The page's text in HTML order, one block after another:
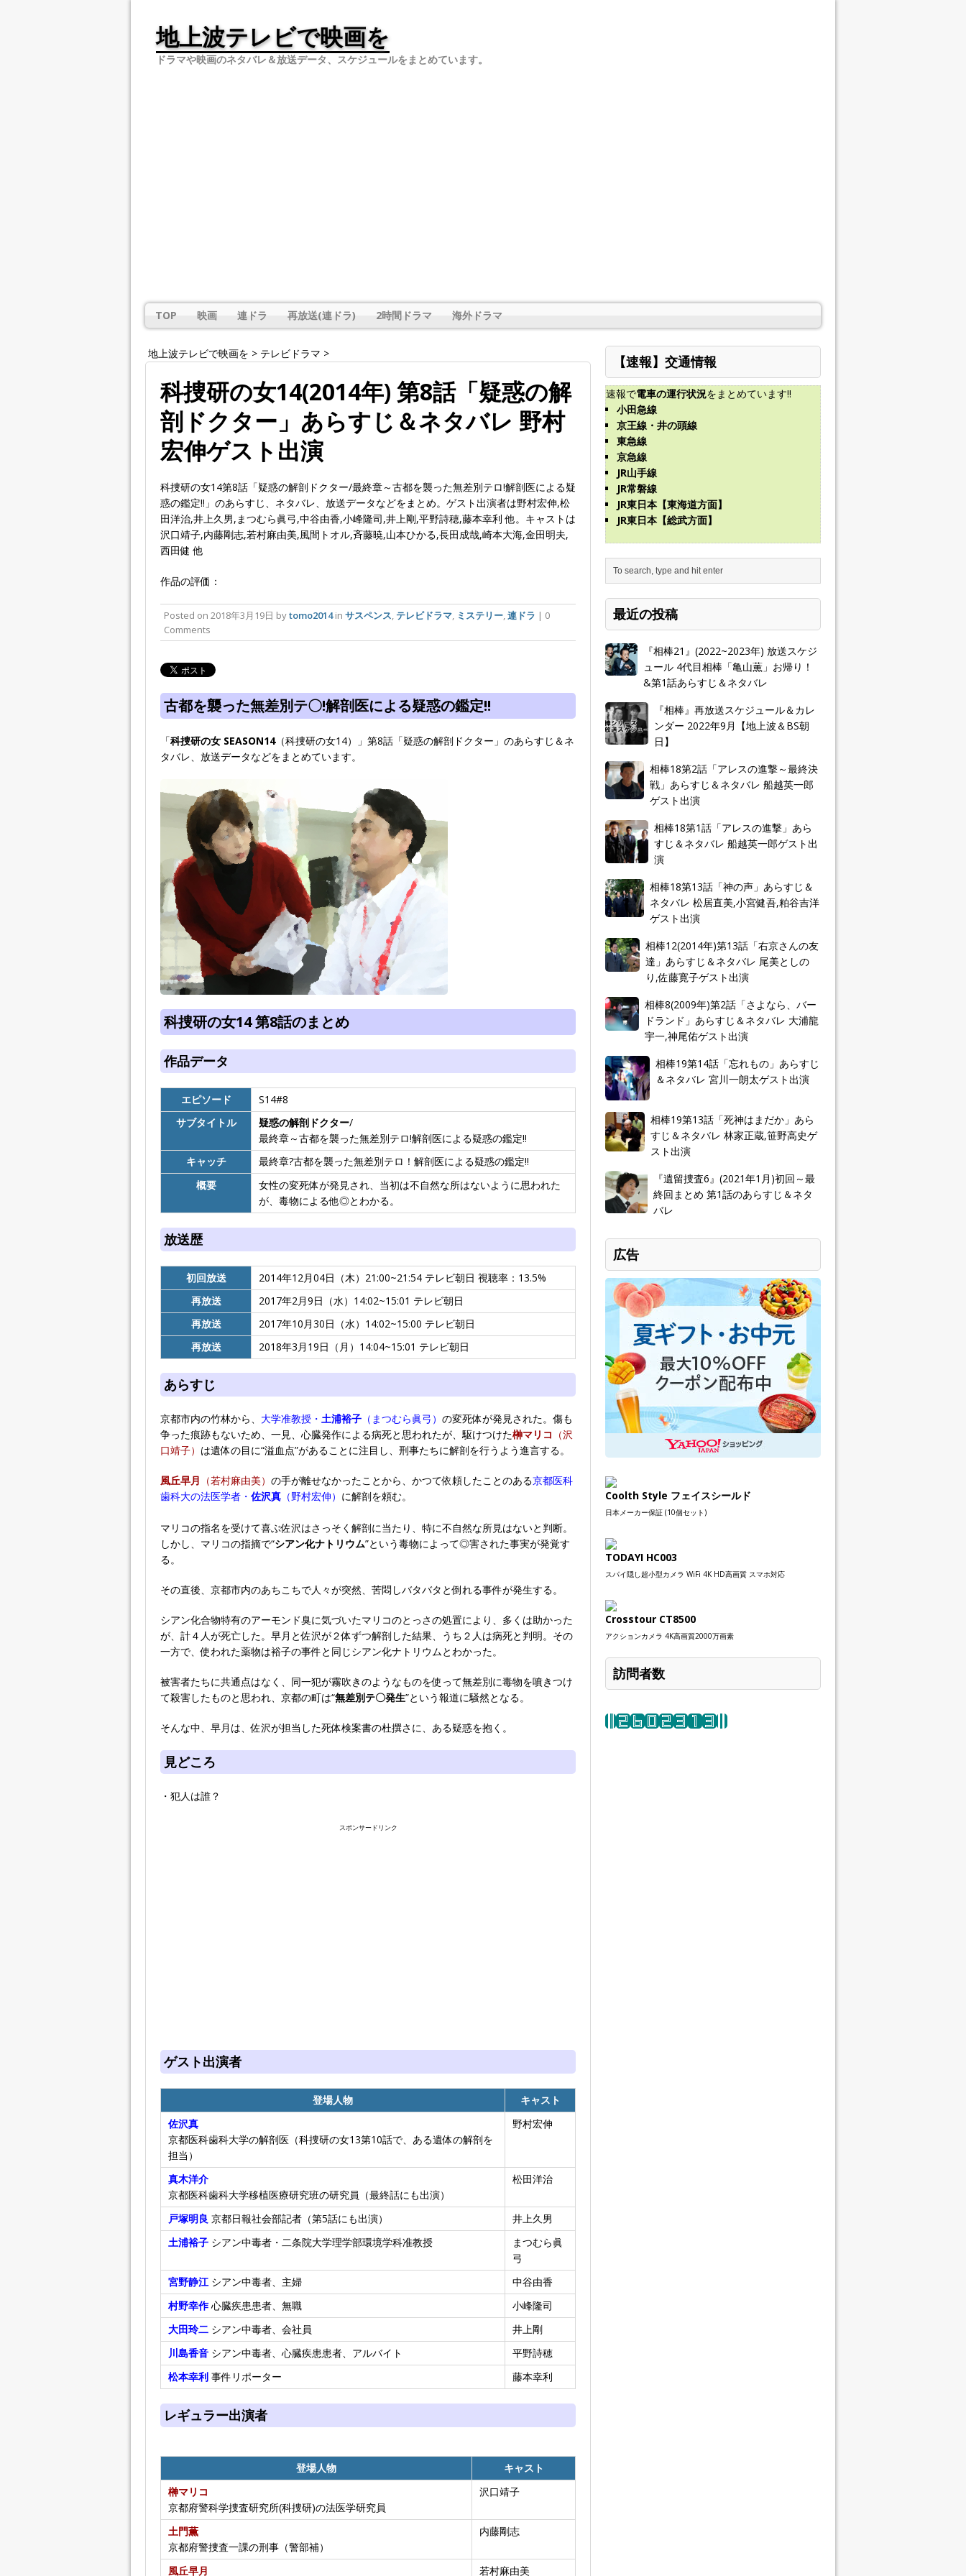
地上波テレビで映画を
ドラマや映画のネタバレ＆放送データ、スケジュールをまとめています。
TOP 映画 連ドラ 再放送(連ドラ) 2時間ドラマ 海外ドラマ
地上波テレビで映画を > テレビドラマ >
科捜研の女14(2014年) 第8話「疑惑の解
剖ドクター」あらすじ＆ネタバレ 野村
宏伸ゲスト出演
科捜研の女14第8話「疑惑の解剖ドクター/最終章～古都を襲った無差別テロ!解剖医による疑
惑の鑑定!!」のあらすじ、ネタバレ、放送データなどをまとめ。ゲスト出演者は野村宏伸,松
田洋治,井上久男,まつむら眞弓,中谷由香,小峰隆司,井上剛,平野詩穂,藤本幸利 他。キャストは
沢口靖子,内藤剛志,若村麻由美,風間トオル,斉藤暁,山本ひかる,長田成哉,崎本大海,金田明夫,
西田健 他
作品の評価：
Posted on 2018年3月19日 bytomo2014in サスペンス, テレビドラマ, ミステリー,連ドラ | 0
Comments
古都を襲った無差別テ〇!解剖医による疑惑の鑑定!!
「科捜研の女 SEASON14（科捜研の女14）」第8話「疑惑の解剖ドクター」のあらすじ＆ネ
タバレ、放送データなどをまとめています。
科捜研の女14 第8話のまとめ
作品データ
エピソード
S14#8
サブタイトル
疑惑の解剖ドクター/
最終章～古都を襲った無差別テロ!解剖医による疑惑の鑑定!!
キャッチ
最終章?古都を襲った無差別テロ！解剖医による疑惑の鑑定!!
概要
女性の変死体が発見され、当初は不自然な所はないように思われた
が、毒物による他◎とわかる。
放送歴
初回放送
2014年12月04日（木）21:00~21:54 テレビ朝日 視聴率：13.5%
再放送
2017年2月9日（水）14:02~15:01 テレビ朝日
再放送
2017年10月30日（水）14:02~15:00 テレビ朝日
再放送
2018年3月19日（月）14:04~15:01 テレビ朝日
あらすじ
京都市内の竹林から、 大学准教授・ 土浦裕子 （まつむら眞弓） の変死体が発見された。傷も
争った痕跡もないため、一見、心臓発作による病死と思われたが、駆けつけた榊マリコ （沢
口靖子） は遺体の目に“溢血点”があることに注目し、刑事たちに解剖を行うよう進言する。
風丘早月 （若村麻由美） の手が離せなかったことから、かつて依頼したことのある京都医科
歯科大の法医学者・ 佐沢真 （野村宏伸） に解剖を頼む。
マリコの指名を受けて喜ぶ佐沢はさっそく解剖に当たり、特に不自然な所見はないと判断。
しかし、マリコの指摘で“シアン化ナトリウム”という毒物によって◎害された事実が発覚す
る。
その直後、京都市内のあちこちで人々が突然、苦悶しバタバタと倒れる事件が発生する。
シアン化合物特有のアーモンド臭に気づいたマリコのとっさの処置により、多くは助かった
が、計４人が死亡した。早月と佐沢が２体ずつ解剖した結果、うち２人は病死と判明。その
一方で、使われた薬物は裕子の事件と同じシアン化ナトリウムとわかった。
被害者たちに共通点はなく、同一犯が霧吹きのようなものを使って無差別に毒物を噴きつけ
て殺害したものと思われ、京都の町は“無差別テ〇発生”という報道に騒然となる。
そんな中、早月は、佐沢が担当した死体検案書の杜撰さに、ある疑惑を抱く。
見どころ
・犯人は誰？
スポンサードリンク
ゲスト出演者
登場人物
キャスト
佐沢真
京都医科歯科大学の解剖医（科捜研の女13第10話で、ある遺体の解剖を
担当）
野村宏伸
真木洋介
京都医科歯科大学移植医療研究班の研究員（最終話にも出演）
松田洋治
戸塚明良 京都日報社会部記者（第5話にも出演）
井上久男
土浦裕子 シアン中毒者・二条院大学理学部環境学科准教授
まつむら眞
弓
宮野静江 シアン中毒者、主婦
中谷由香
村野幸作心臓疾患患者、無職
小峰隆司
大田玲二 シアン中毒者、会社員
井上剛
川島香音 シアン中毒者、心臓疾患患者、アルバイト
平野詩穂
松本幸利 事件リポーター 藤本幸利
レギュラー出演者
登場人物
キャスト
榊マリコ
京都府警科学捜査研究所(科捜研)の法医学研究員
沢口靖子
土門薫
京都府警捜査一課の刑事（警部補）
内藤剛志
風丘早月 若村麻由美
【速報】交通情報
速報で電車の運行状況をまとめています!!
小田急線
京王線・井の頭線
東急線
京急線
JR山手線
JR常磐線
JR東日本【東海道方面】
JR東日本【総武方面】
最近の投稿
『相棒21』(2022~2023年) 放送スケジ
ュール 4代目相棒「亀山薫」お帰り！
&第1話あらすじ＆ネタバレ
『相棒』再放送スケジュール＆カレ
ンダー 2022年9月【地上波＆BS朝
日】
相棒18第2話「アレスの進撃～最終決
戦」あらすじ＆ネタバレ 船越英一郎
ゲスト出演
相棒18第1話「アレスの進撃」あら
すじ＆ネタバレ 船越英一郎ゲスト出
演
相棒18第13話「神の声」あらすじ＆
ネタバレ 松居直美,小宮健吾,粕谷吉洋
ゲスト出演
相棒12(2014年)第13話「右京さんの友
達」あらすじ＆ネタバレ 尾美としの
り,佐藤寛子ゲスト出演
相棒8(2009年)第2話「さよなら、バー
ドランド」あらすじ＆ネタバレ 大浦龍
宇一,神尾佑ゲスト出演
相棒19第14話「忘れもの」あらすじ
＆ネタバレ 宮川一朗太ゲスト出演
相棒19第13話「死神はまだか」あら
すじ＆ネタバレ 林家正蔵,笹野高史ゲ
スト出演
『遺留捜査6』(2021年1月)初回～最
終回まとめ 第1話のあらすじ＆ネタ
バレ
広告
Coolth Style フェイスシールド
日本メーカー保証 (10個セット)
TODAYI HC003
スパイ隠し超小型カメラ WiFi 4K HD高画質 スマホ対応
Crosstour CT8500
アクションカメラ 4K高画質2000万画素
訪問者数